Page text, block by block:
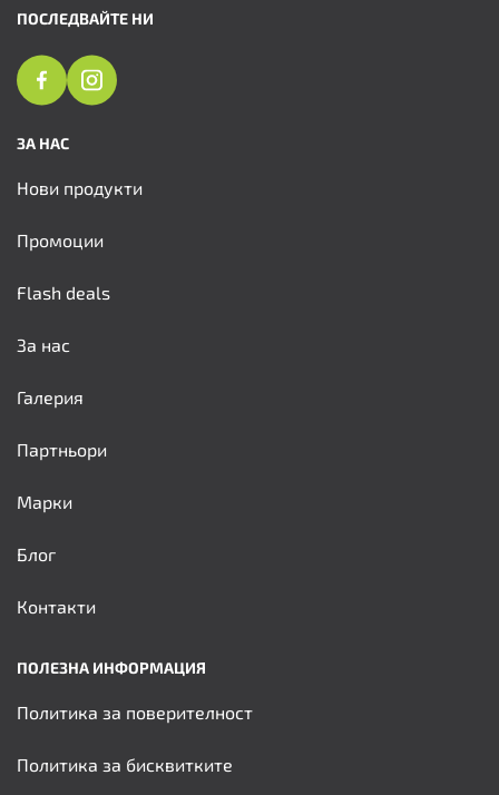
ПОСЛЕДВАЙТЕ НИ
ЗА НАС
Нови продукти
Промоции
Flash deals
За нас
Галерия
Партньори
Марки
Блог
Контакти
ПОЛЕЗНА ИНФОРМАЦИЯ
Политика за поверителност
Политика за бисквитките